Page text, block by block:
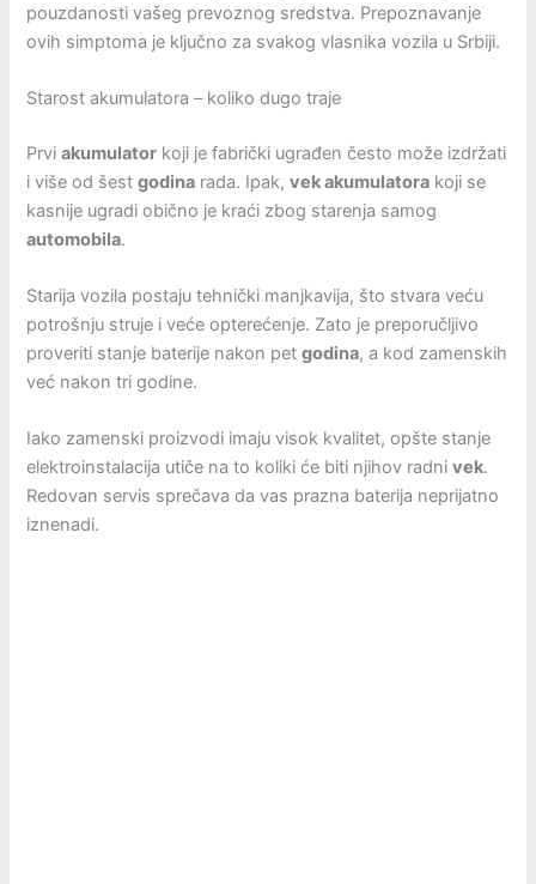
pouzdanosti vašeg prevoznog sredstva. Prepoznavanje
ovih simptoma je ključno za svakog vlasnika vozila u Srbiji.
Starost akumulatora – koliko dugo traje
Prviakumulator koji je fabrički ugrađen često može izdržati
i više od šestgodina rada. Ipak,vek akumulatora koji se
kasnije ugradi obično je kraći zbog starenja samog
automobila.
Starija vozila postaju tehnički manjkavija, što stvara veću
potrošnju struje i veće opterećenje. Zato je preporučljivo
proveriti stanje baterije nakon petgodina, a kod zamenskih
već nakon tri godine.
Iako zamenski proizvodi imaju visok kvalitet, opšte stanje
elektroinstalacija utiče na to koliki će biti njihov radnivek.
Redovan servis sprečava da vas prazna baterija neprijatno
iznenadi.